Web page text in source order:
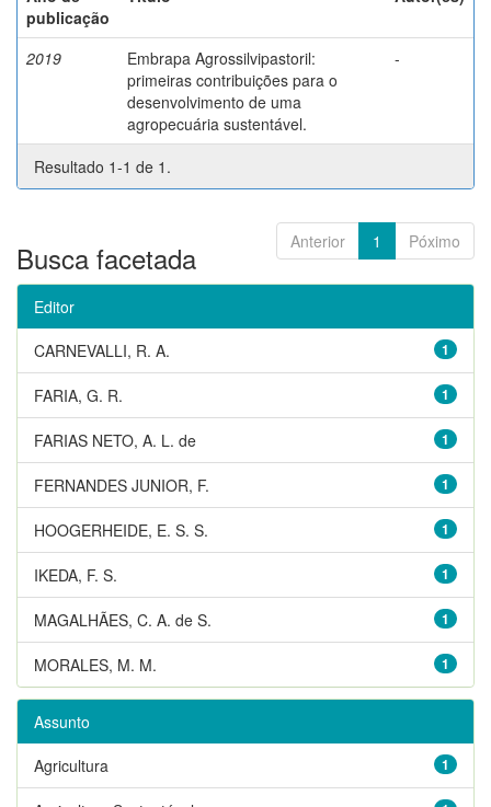
publicação
2019
Embrapa Agrossilvipastoril:
primeiras contribuições para o
desenvolvimento de uma
agropecuária sustentável.
-
Resultado 1-1 de 1.
Anterior 1 Póximo
Busca facetada
Editor
1
CARNEVALLI, R. A.
1
FARIA, G. R.
1
FARIAS NETO, A. L. de
1
FERNANDES JUNIOR, F.
1
HOOGERHEIDE, E. S. S.
1
IKEDA, F. S.
1
MAGALHÃES, C. A. de S.
1
MORALES, M. M.
Assunto
1
Agricultura